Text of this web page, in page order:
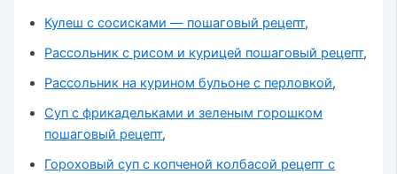
Кулеш с сосисками — пошаговый рецепт,
Рассольник с рисом и курицей пошаговый рецепт,
Рассольник на курином бульоне с перловкой,
Суп с фрикадельками и зеленым горошком
пошаговый рецепт,
Гороховый суп с копченой колбасой рецепт с